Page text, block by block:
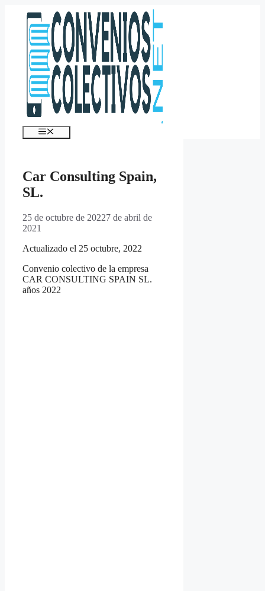
contenido
Menú
Car Consulting Spain,
SL.
25 de octubre de 20227 de abril de
2021
Actualizado el 25 octubre, 2022
Convenio colectivo de la empresa
CAR CONSULTING SPAIN SL.
años 2022